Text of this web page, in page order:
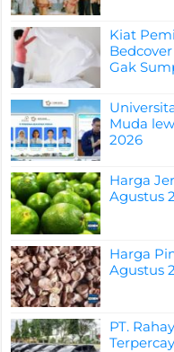
Kiat
Gak
Muda
2026
Harga
Agustus
Harga
Agustus
PT.